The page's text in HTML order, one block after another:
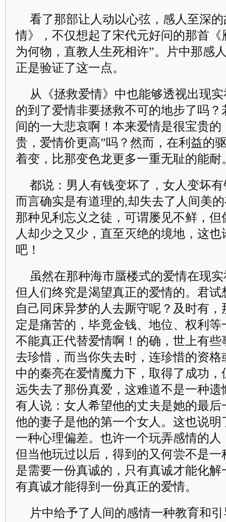
看了那部让人动以心弦，感人至深
情》，不仅想起了宋代元好问的那首《
为何物，直教人生死相许”。片中那感
正是验证了这一点。
从《拯救爱情》中也能够透视出现
的到了爱情非要拯救不可的地步了吗
间的一大悲哀啊！本来爱情是很宝贵的
贵，爱情价更高”吗？然而，在利益的
着变，比那变色龙更多一重无耻的能耐
都说：男人有钱变坏了，女人变坏
而言确实是有道理的,却失去了人间美
那种见利忘义之徒，可谓屡见不鲜，
人却少之又少，直至灭绝的境地，这
吧！
虽然在那种海市蜃楼式的爱情在现
但人们终究是渴望真正的爱情的。君
自己同床异梦的人去厮守呢？及时有
定是痛苦的，毕竟金钱、地位、权利
不能真正代替爱情啊！的确，世上有
去珍惜，而当你失去时，连珍惜的资
中的秦亮在爱情魔力下，取得了成功
远失去了那份真爱，这难道不是一种遗
有人说：女人希望他的丈夫是她的最
他的妻子是他的第一个女人。这也说
一种心理偏差。也许一个玩弄感情的
但当他玩过以后，得到的又何尝不是
是需要一份真诚的，只有真诚才能化
有真诚才能得到一份真正的爱情。
片中给予了人间的感情一种教育和